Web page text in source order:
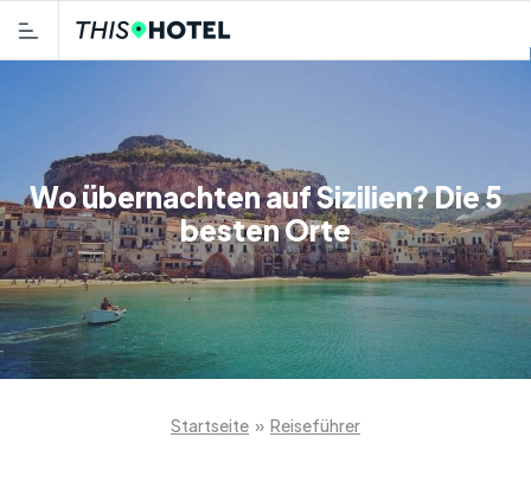
Wo übernachten auf Sizilien? Die 5
besten Orte
Startseite » Reiseführer